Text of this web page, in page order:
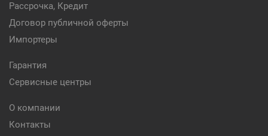
Рассрочка, Кредит
Договор публичной оферты
Импортеры
Гарантия
Сервисные центры
О компании
Контакты